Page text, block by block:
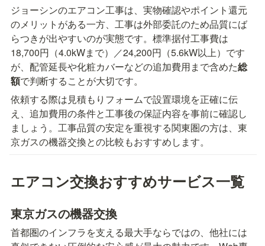
ジョーシンのエアコン工事は、実物確認やポイント還元
のメリットがある一方、工事は外部委託のため品質にば
らつきが出やすいのが実態です。標準据付工事費は
18,700円（4.0kWまで）／24,200円（5.6kW以上）です
が、配管延長や化粧カバーなどの追加費用まで含めた総
額で判断することが大切です。
依頼する際は見積もりフォームで設置環境を正確に伝
え、追加費用の条件と工事後の保証内容を事前に確認し
ましょう。工事品質の安定を重視する関東圏の方は、東
京ガスの機器交換との比較もおすすめします。
エアコン交換おすすめサービス一覧
東京ガスの機器交換
首都圏のインフラを支える最大手ならではの、他社には